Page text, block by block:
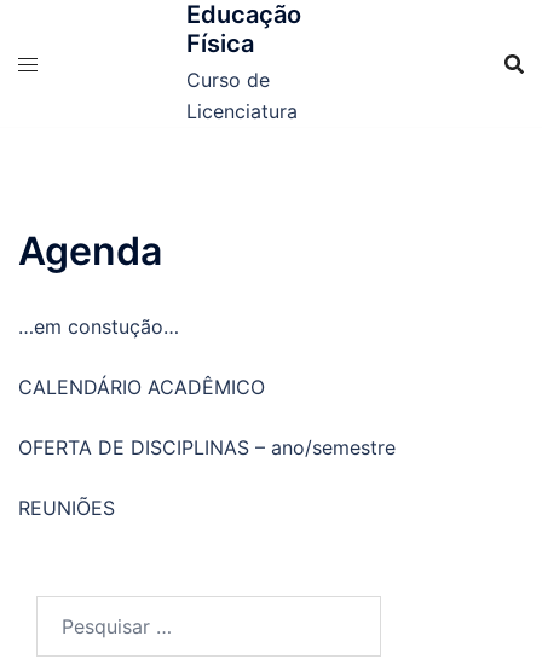
Educação
Física
Curso de
Licenciatura
Agenda
…em constução…
CALENDÁRIO ACADÊMICO
OFERTA DE DISCIPLINAS – ano/semestre
REUNIÕES